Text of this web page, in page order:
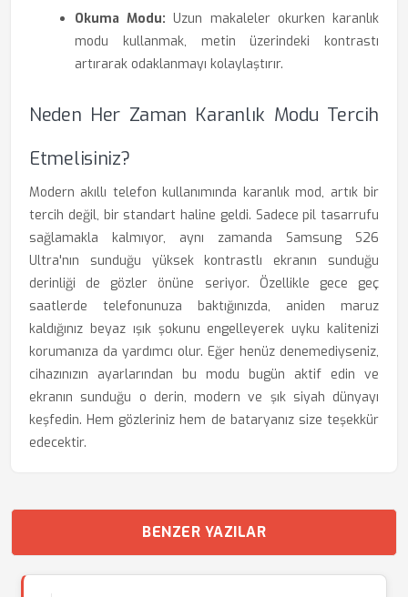
Okuma Modu: Uzun makaleler okurken karanlık
modu kullanmak, metin üzerindeki kontrastı
artırarak odaklanmayı kolaylaştırır.
Neden Her Zaman Karanlık Modu Tercih
Etmelisiniz?
Modern akıllı telefon kullanımında karanlık mod, artık bir
tercih değil, bir standart haline geldi. Sadece pil tasarrufu
sağlamakla kalmıyor, aynı zamanda Samsung S26
Ultra'nın sunduğu yüksek kontrastlı ekranın sunduğu
derinliği de gözler önüne seriyor. Özellikle gece geç
saatlerde telefonunuza baktığınızda, aniden maruz
kaldığınız beyaz ışık şokunu engelleyerek uyku kalitenizi
korumanıza da yardımcı olur. Eğer henüz denemediyseniz,
cihazınızın ayarlarından bu modu bugün aktif edin ve
ekranın sunduğu o derin, modern ve şık siyah dünyayı
keşfedin. Hem gözleriniz hem de bataryanız size teşekkür
edecektir.
BENZER YAZILAR